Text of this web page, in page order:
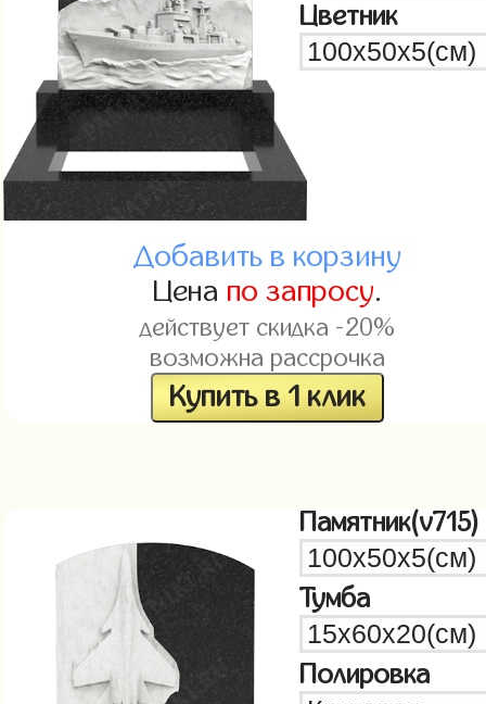
Цветник
Добавить в корзину
Цена по запросу.
действует скидка -20%
возможна рассрочка
Купить в 1 клик
Памятник(v715)
Тумба
Полировка